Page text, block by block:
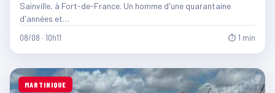
Sainville, à Fort-de-France. Un homme d'une quarantaine
d'années et…
08/08 · 10h11 ⏱ 1 min
MARTINIQUE